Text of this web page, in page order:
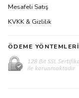
Mesafeli Satış
KVKK & Gizlilik
ÖDEME YÖNTEMLERI